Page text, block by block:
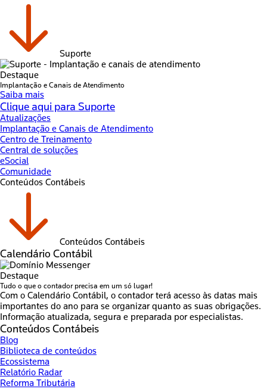
Suporte
Destaque
Implantação e Canais de Atendimento
Saiba mais
Clique aqui para Suporte
Atualizações
Implantação e Canais de Atendimento
Centro de Treinamento
Central de soluções
eSocial
Comunidade
Conteúdos Contábeis
Conteúdos Contábeis
Calendário Contábil
Destaque
Tudo o que o contador precisa em um só lugar!
Com o Calendário Contábil, o contador terá acesso às datas mais
importantes do ano para se organizar quanto as suas obrigações.
Informação atualizada, segura e preparada por especialistas.
Conteúdos Contábeis
Blog
Biblioteca de conteúdos
Ecossistema
Relatório Radar
Reforma Tributária